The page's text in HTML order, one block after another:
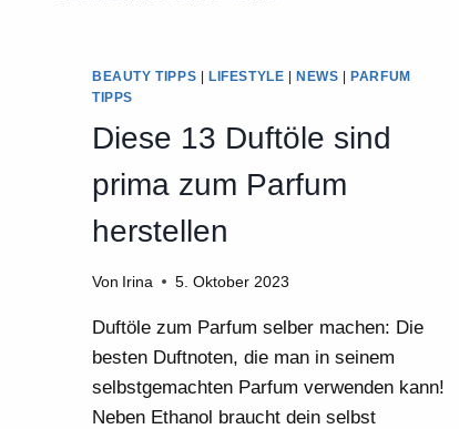
BEAUTY TIPPS LIFESTYLE NEWS
PARFUM
TIPPS
Diese 13 Duftöle sind
prima zum Parfum
herstellen
Von Irina 5. Oktober 2023
Duftöle zum Parfum selber machen: Die
besten Duftnoten, die man in seinem
selbstgemachten Parfum verwenden kann!
Neben Ethanol braucht dein selbst